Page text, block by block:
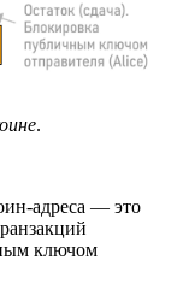
.
адреса — это
ключом